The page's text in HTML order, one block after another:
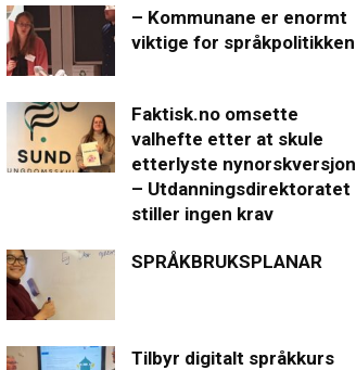
– Kommunane er enormt
viktige for språkpolitikken
Faktisk.no omsette
valhefte etter at skule
etterlyste nynorskversjon
– Utdanningsdirektoratet
stiller ingen krav
SPRÅKBRUKSPLANAR
Tilbyr digitalt språkkurs